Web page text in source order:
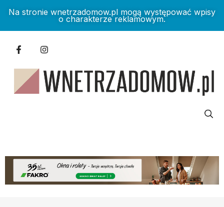
Na stronie wnetrzadomow.pl mogą występować wpisy
o charakterze reklamowym.